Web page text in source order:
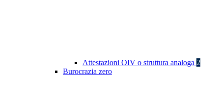
Attestazioni OIV o struttura analoga 2
Burocrazia zero